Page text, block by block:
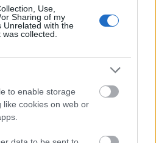
Use,
Sharing of my
Unrelated with the
collected.
to enable storage
like cookies on web or